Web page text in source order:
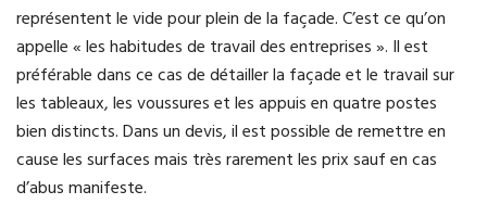
représentent le vide pour plein de la façade. C’est ce qu’on
appelle « les habitudes de travail des entreprises ». Il est
préférable dans ce cas de détailler la façade et le travail sur
les tableaux, les voussures et les appuis en quatre postes
bien distincts. Dans un devis, il est possible de remettre en
cause les surfaces mais très rarement les prix sauf en cas
d’abus manifeste.